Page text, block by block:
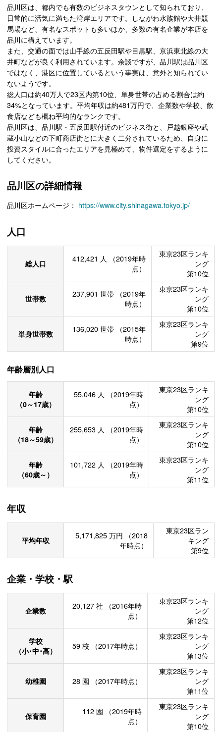
品川区は、都内でも有数のビジネスタウンとして知られており、
日常的に活気に満ちた湾岸エリアです。しながわ水族館や大井競
馬場など、有名なスポットも多いほか、多数の有名企業が本店を
品川に構えています。
また、交通の面では山手線の五反田駅や目黒駅、京浜東北線の大
井町などが良く利用されています。余談ですが、品川駅は品川区
ではなく、港区に位置しているという事実は、意外と知られてい
ないようです。
総人口は約40万人で23区内第10位、単身世帯の占める割合は約
34%となっています。平均年収は約481万円で、企業数や学校、飲
食店なども概ね平均的なランクです。
品川区は、品川駅・五反田駅付近のビジネス街と、戸越銀座や武
蔵小山などの下町商店街とに大きく二分されているため、自身に
投資スタイルに合ったエリアを見極めて、物件選定をするように
してください。
品川区の詳細情報
品川区ホームページ： https://www.city.shinagawa.tokyo.jp/
人口
総人口 412,421 人
（2019年時
点）
東京23区ランキ
ング
第10位
世帯数 237,901 世帯
（2019年
時点）
東京23区ランキ
ング
第10位
単身世帯数 136,020 世帯
（2015年
時点）
東京23区ランキ
ング
第9位
年齢層別人口
年齢
（0～17歳）
55,046 人
（2019年時
点）
東京23区ランキ
ング
第10位
年齢
（18～59歳）
255,653 人
（2019年時
点）
東京23区ランキ
ング
第10位
年齢
（60歳～）
101,722 人
（2019年時
点）
東京23区ランキ
ング
第11位
年収
平均年収 5,171,825 万円
（2018
年時点）
東京23区ラン
キング
第9位
企業・学校・駅
企業数 20,127 社
（2016年時
点）
東京23区ランキ
ング
第12位
学校
（小･中･高）
59 校 （2017年時点）
東京23区ランキ
ング
第13位
幼稚園 28 園 （2017年時点）
東京23区ランキ
ング
第11位
保育園 112 園
（2019年時
点）
東京23区ランキ
ング
第10位